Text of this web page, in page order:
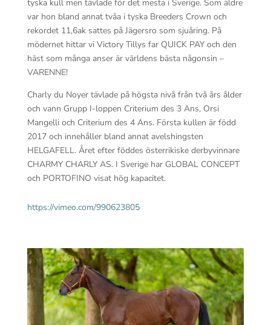
tyska kull men tävlade för det mesta i Sverige. Som äldre
var hon bland annat tvåa i tyska Breeders Crown och
rekordet 11,6ak sattes på Jägersro som sjuåring. På
mödernet hittar vi Victory Tillys far QUICK PAY och den
häst som många anser är världens bästa någonsin –
VARENNE!
Charly du Noyer tävlade på högsta nivå från två års ålder
och vann Grupp I-loppen Criterium des 3 Ans, Orsi
Mangelli och Criterium des 4 Ans. Första kullen är född
2017 och innehåller bland annat avelshingsten
HELGAFELL. Året efter föddes österrikiske derbyvinnare
CHARMY CHARLY AS. I Sverige har GLOBAL CONCEPT
och PORTOFINO visat hög kapacitet.
https://vimeo.com/990623805